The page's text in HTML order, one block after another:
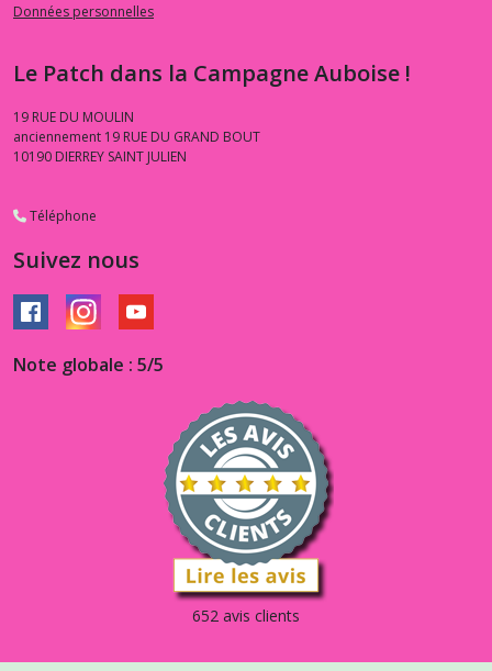
Données personnelles
Le Patch dans la Campagne Auboise !
19 RUE DU MOULIN
anciennement 19 RUE DU GRAND BOUT
10190 DIERREY SAINT JULIEN
Téléphone
Suivez nous
Note globale : 5/5
652 avis clients